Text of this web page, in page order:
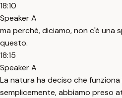
18:10
Speaker A
ma perché, diciamo, non c'è una
questo.
18:15
Speaker A
La natura ha deciso che
semplicemente, abbiamo preso